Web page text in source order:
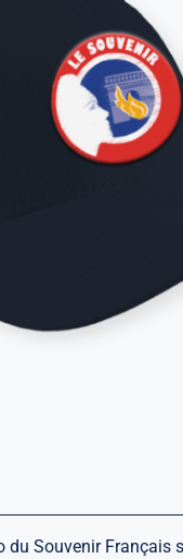
du Souvenir Français